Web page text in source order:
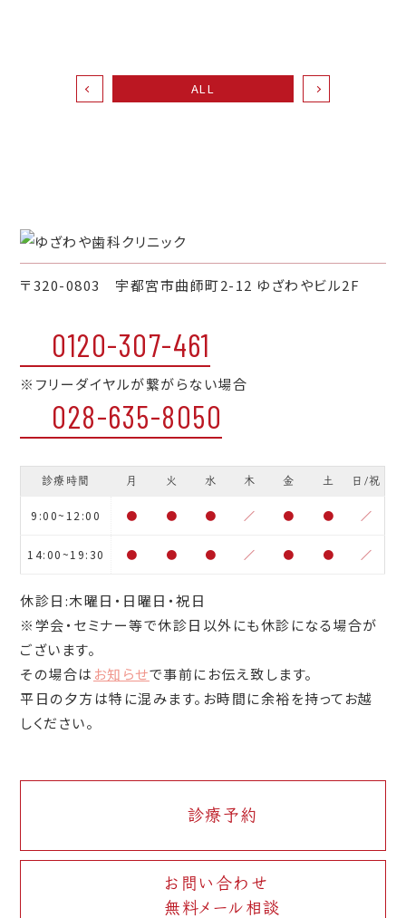
ALL
〒320-0803 宇都宮市曲師町2-12 ゆざわやビル2F
0120-307-461
※フリーダイヤルが繋がらない場合
028-635-8050
診療時間 月 火 水 木 金 土 日/祝
9:00~12:00 ● ● ● ／ ● ● ／
14:00~19:30 ● ● ● ／ ● ● ／
休診日:木曜日・日曜日・祝日
※学会・セミナー等で休診日以外にも休診になる場合が
ございます。
その場合は お知らせで事前にお伝え致します。
平日の夕方は特に混みます。お時間に余裕を持ってお越
しください。
診療予約
お問い合わせ
無料メール相談